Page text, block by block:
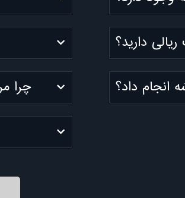
چرا
دارید؟
انجام داد؟